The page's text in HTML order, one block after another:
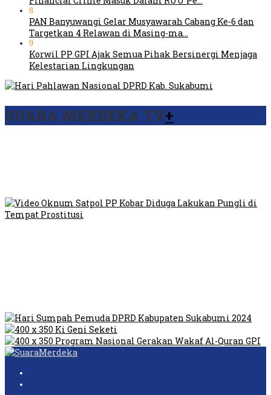
8
PAN Banyuwangi Gelar Musyawarah Cabang Ke-6 dan
Targetkan 4 Relawan di Masing-ma…
9
Korwil PP GPI Ajak Semua Pihak Bersinergi Menjaga
Kelestarian Lingkungan
SUARA MERDEKA TV+